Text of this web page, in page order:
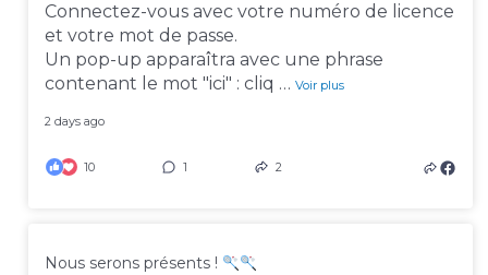
Connectez-vous avec votre numéro de licence
et votre mot de passe.
Un pop-up apparaîtra avec une phrase
contenant le mot "ici" : cliq …Voir plus
2 days ago
10 1 2
Nous serons présents !